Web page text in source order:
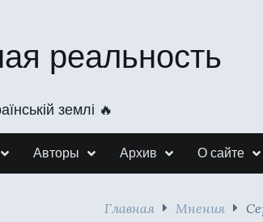
реальность
землі 🔥
Авторы Архив О сайте
Главная Мнения